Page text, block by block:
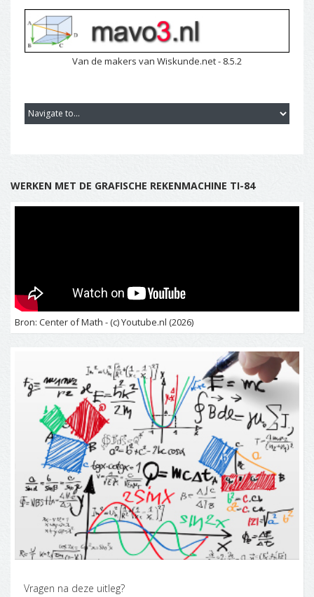
Van de makers van Wiskunde.net - 8.5.2
WERKEN MET DE GRAFISCHE REKENMACHINE TI-84
Bron: Center of Math - (c) Youtube.nl (2026)
Vragen na deze uitleg?